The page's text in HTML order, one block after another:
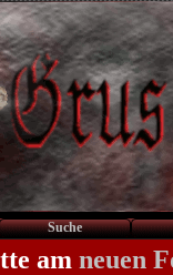
Suche
am neuen